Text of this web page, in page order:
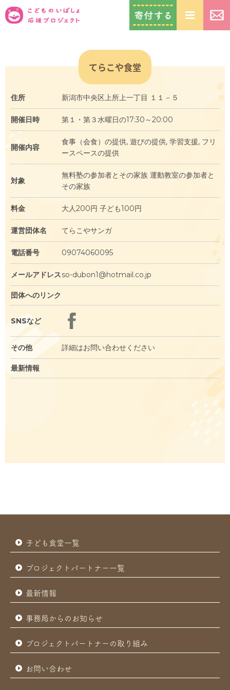
てらこや食堂
住所 新潟市中央区上所上一丁目 １１－５
開催日時 第１・第３水曜日の17:30～20:00
開催内容
⾷事（会⾷）の提供, 遊びの提供, 学習⽀援, フリ
ースペースの提供
対象
無料塾の参加者とその家族 運動教室の参加者と
その家族
料金 ⼤⼈200円 ⼦ども100円
運営団体名 てらこやサンガ
電話番号 09074060095
メールアドレスso-dubon1@hotmail.co.jp
団体へのリンク
SNSなど
その他 詳細はお問い合わせください
最新情報
子ども食堂一覧
プロジェクトパートナー一覧
最新情報
事務局からのお知らせ
プロジェクトパートナーの取り組み
お問い合わせ